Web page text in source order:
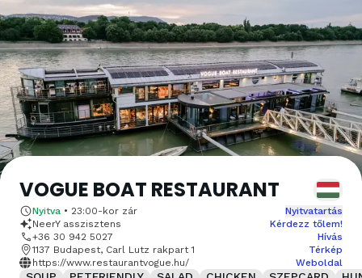
VOGUE BOAT RESTAURANT
Nyitva • 23:00-kor zár
Nyitvatartás
NeerY asszisztens
Kérdezz tőlem!
+36 30 942 5027
Hívás
1137 Budapest, Carl Lutz rakpart 1
Térkép
https://www.restaurantvogue.hu/
Weboldal